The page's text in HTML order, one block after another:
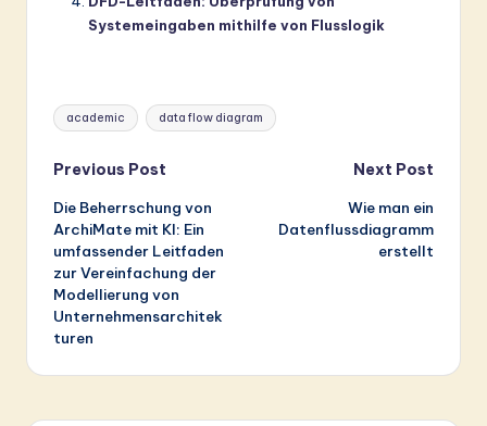
Systemeingaben mithilfe von Flusslogik
Tags:
academic data flow diagram
Post
navigation
Previous Post
Die Beherrschung von
ArchiMate mit KI: Ein
umfassender Leitfaden
zur Vereinfachung der
Modellierung von
Unternehmensarchitek
turen
Next Post
Wie man ein
Datenflussdiagramm
erstellt